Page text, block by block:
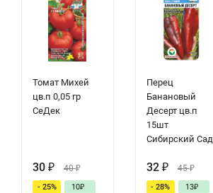
Томат Михей
цв.п 0,05 гр
СеДек
30 ₽ 40₽
- 25% 10₽
Перец
Банановый
Десерт цв.п
15шт
Сибирский Сад
32 ₽ 45₽
- 28% 13₽